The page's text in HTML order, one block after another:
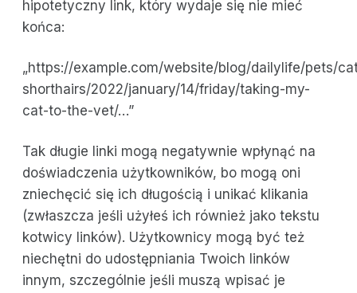
hipotetyczny link, który wydaje się nie mieć
końca:
„https://example.com/website/blog/dailylife/pets/
shorthairs/2022/january/14/friday/taking-my-
cat-to-the-vet/…”
Tak długie linki mogą negatywnie wpłynąć na
doświadczenia użytkowników, bo mogą oni
zniechęcić się ich długością i unikać klikania
(zwłaszcza jeśli użyłeś ich również jako tekstu
kotwicy linków). Użytkownicy mogą być też
niechętni do udostępniania Twoich linków
innym, szczególnie jeśli muszą wpisać je